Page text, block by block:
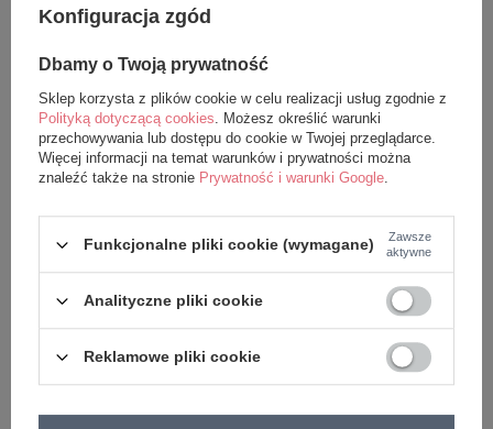
Lalki Metoo pokochały dzieci na całym świecie (i my
też). Wszystkie produkty w naszym sklepie są
oryginalne i pochodzą bezpośrednio od producenta.
Aby mieć pewność, że są w 100% bezpieczne
poddaliśmy je szczegółowym testom i uzyskaliśmy
odpowiednie certyfikaty (CE, EN-71).
z tej samej serii
Konfiguracja zgód
Dbamy o Twoją prywatność
Sklep korzysta z plików cookie w celu realizacji usług zgodnie z
Polityką dotyczącą cookies. Możesz określić warunki
przechowywania lub dostępu do cookie w Twojej przeglądarce.
Więcej informacji na temat warunków i prywatności można
znaleźć także na stronie Prywatność i warunki Google.
Funkcjonalne pliki cookie (wymagane)
Zawsze
aktywne
Analityczne pliki cookie
Reklamowe pliki cookie